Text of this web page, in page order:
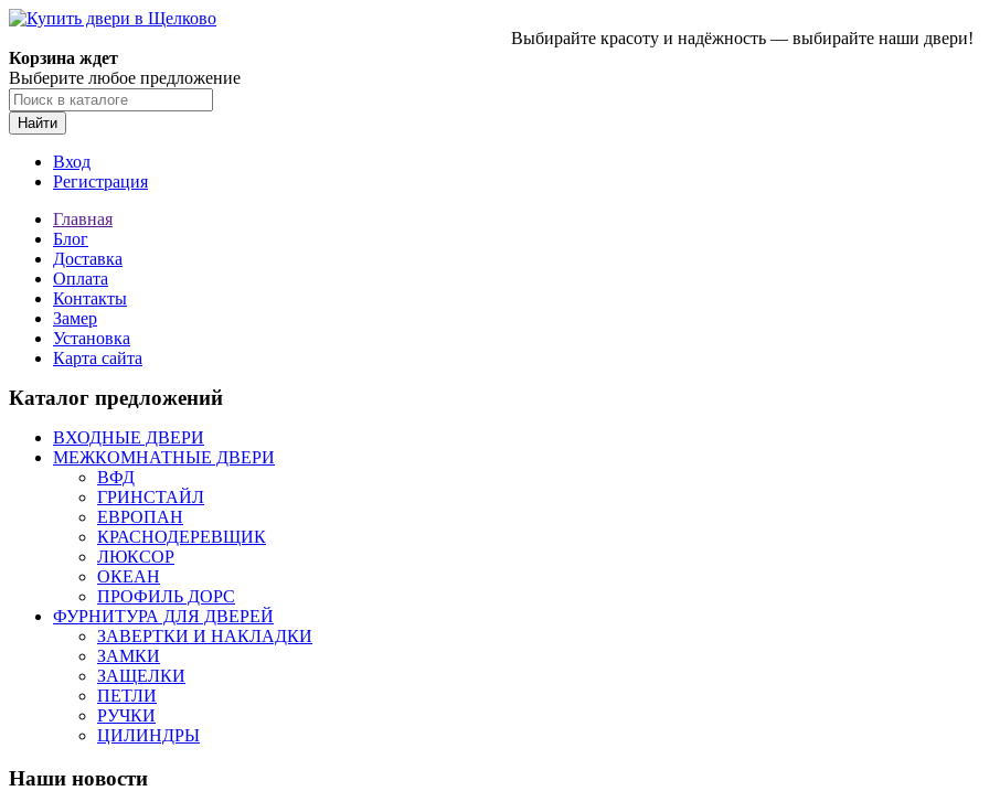
Выбирайте красоту и надёжность — выбирайте наши двери!
Корзина ждет
Выберите любое предложение
Найти
Вход
Регистрация
Главная
Блог
Доставка
Оплата
Контакты
Замер
Установка
Карта сайта
Каталог предложений
ВХОДНЫЕ ДВЕРИ
МЕЖКОМНАТНЫЕ ДВЕРИ
ВФД
ГРИНСТАЙЛ
ЕВРОПАН
КРАСНОДЕРЕВЩИК
ЛЮКСОР
ОКЕАН
ПРОФИЛЬ ДОРС
ФУРНИТУРА ДЛЯ ДВЕРЕЙ
ЗАВЕРТКИ И НАКЛАДКИ
ЗАМКИ
ЗАЩЕЛКИ
ПЕТЛИ
РУЧКИ
ЦИЛИНДРЫ
Наши новости